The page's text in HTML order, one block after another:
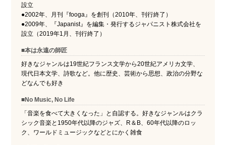
設立
●2002年、月刊『fooga』を創刊（2010年、刊行終了）
●2009年、『Japanist』を編集・発行するジャパニスト株式会社を
設立（2019年1月、刊行終了）
■本は永遠の師匠
好きなジャンルは19世紀フランス文学から20世紀アメリカ文学、
現代日本文学、詩歌など。他に歴史、芸術から思想、政治の分野な
どなんでも好き
■No Music, No Life
「音楽を食べて大きくなった」と自認する。好きなジャンルはクラ
シック音楽と1950年代以降のジャズ、R＆B、60年代以降のロッ
ク、ワールドミュージックなどとにかく雑食